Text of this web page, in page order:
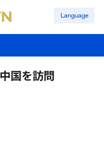
Language
国を訪問